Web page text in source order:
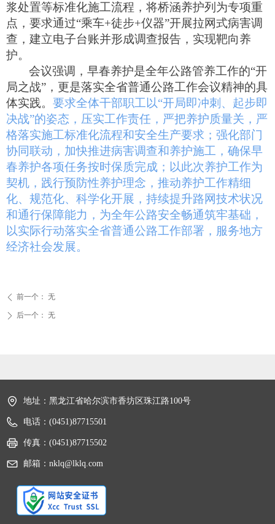
浆处置等标准化施工流程，将桥涵养护列为专项重
点，要求通过“乘车+徒步+仪器”开展拉网式病害调
查，建立电子台账并形成调查报告，实现靶向养
护。
会议强调，早春养护是全年公路管养工作的“开
局之战”，更是落实全省普通公路工作会议精神的具
体实践。 要求全体干部职工以“开局即冲刺、起步即
决战”的姿态，压实工作责任，严把养护质量关，严
格落实施工标准化流程和安全生产要求；强化部门
协同联动，加快推进病害调查和养护施工，确保早
春养护各项任务按时保质完成；以此次养护工作为
契机，践行预防性养护理念，推动养护工作精细
化、规范化、科学化开展，持续提升路网技术状况
和通行保障能力，为全年公路安全畅通筑牢基础，
以实际行动落实全省普通公路工作部署， 服务地方
经济社会发展。
ꄴ 前一个： 无
ꄲ 后一个： 无
地址： 黑龙江省哈尔滨市香坊区珠江路100号
电话： (0451)87715501
传真： (0451)87715502
邮箱： nklq@lklq.com